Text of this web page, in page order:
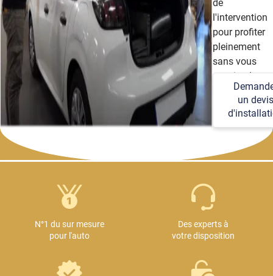
de
l'intervention
pour profiter
pleinement
sans vous
soucier des
détails
techniques et
logistiques.
un devis
N°1 du sur mesure
pour l'auto
Des experts à
votre disposition